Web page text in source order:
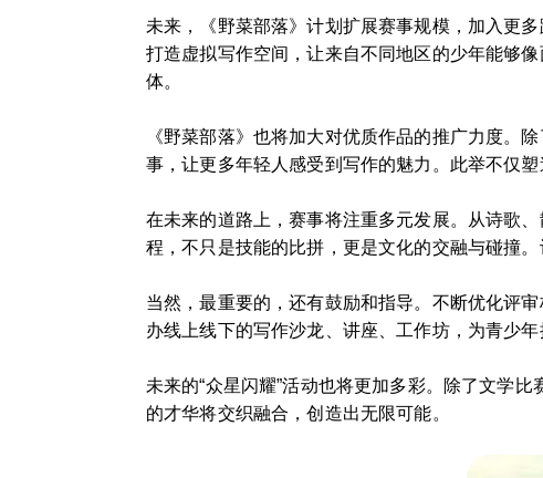
未来，《野菜部落》计划扩展赛事规模，加入更
打造虚拟写作空间，让来自不同地区的少年能够
体。
《野菜部落》也将加大对优质作品的推广力度。
事，让更多年轻人感受到写作的魅力。此举不仅
在未来的道路上，赛事将注重多元发展。从诗歌
程，不只是技能的比拼，更是文化的交融与碰撞
当然，最重要的，还有鼓励和指导。不断优化评
办线上线下的写作沙龙、讲座、工作坊，为青少
未来的“众星闪耀”活动也将更加多彩。除了文学
的才华将交织融合，创造出无限可能。